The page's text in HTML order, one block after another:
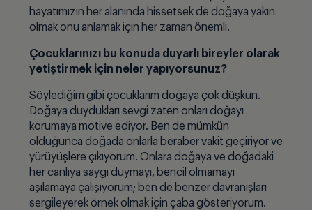
hayatımızın her alanında hissetsek de doğaya yakın
olmak onu anlamak için her zaman önemli.
Çocuklarınızı bu konuda duyarlı bireyler olarak
yetiştirmek için neler yapıyorsunuz?
Söylediğim gibi çocuklarım doğaya çok düşkün.
Doğaya duydukları sevgi zaten onları doğayı
korumaya motive ediyor. Ben de mümkün
olduğunca doğada onlarla beraber vakit geçiriyor ve
yürüyüşlere çıkıyorum. Onlara doğaya ve doğadaki
her canlıya saygı duymayı, bencil olmamayı
aşılamaya çalışıyorum; ben de benzer davranışları
sergileyerek örnek olmak için çaba gösteriyorum.